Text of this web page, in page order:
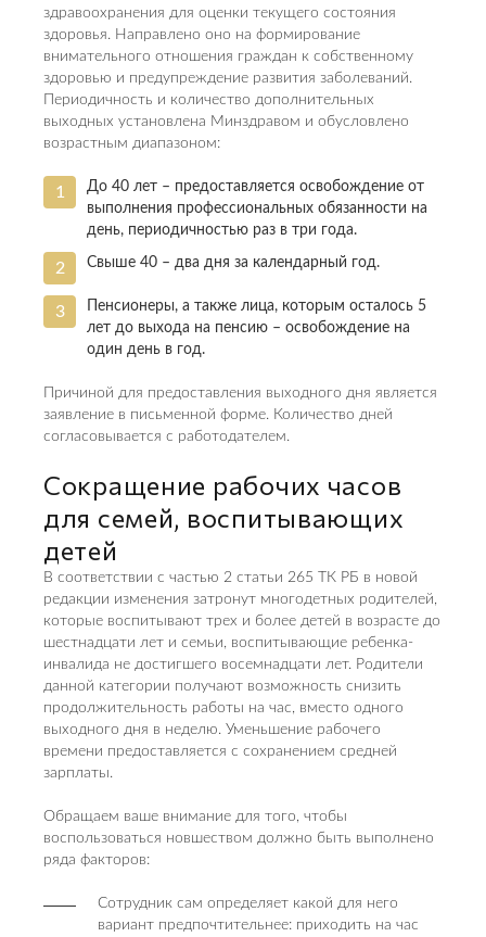
здравоохранения для оценки текущего состояния
здоровья. Направлено оно на формирование
внимательного отношения граждан к собственному
здоровью и предупреждение развития заболеваний.
Периодичность и количество дополнительных
выходных установлена Минздравом и обусловлено
возрастным диапазоном:
До 40 лет – предоставляется освобождение от
выполнения профессиональных обязанности на
день, периодичностью раз в три года.
Свыше 40 – два дня за календарный год.
Пенсионеры, а также лица, которым осталось 5
лет до выхода на пенсию – освобождение на
один день в год.
Причиной для предоставления выходного дня является
заявление в письменной форме. Количество дней
согласовывается с работодателем.
Сокращение рабочих часов
для семей, воспитывающих
детей
В соответствии с частью 2 статьи 265 ТК РБ в новой
редакции изменения затронут многодетных родителей,
которые воспитывают трех и более детей в возрасте до
шестнадцати лет и семьи, воспитывающие ребенка-
инвалида не достигшего восемнадцати лет. Родители
данной категории получают возможность снизить
продолжительность работы на час, вместо одного
выходного дня в неделю. Уменьшение рабочего
времени предоставляется с сохранением средней
зарплаты.
Обращаем ваше внимание для того, чтобы
воспользоваться новшеством должно быть выполнено
ряда факторов:
Сотрудник сам определяет какой для него
вариант предпочтительнее: приходить на час